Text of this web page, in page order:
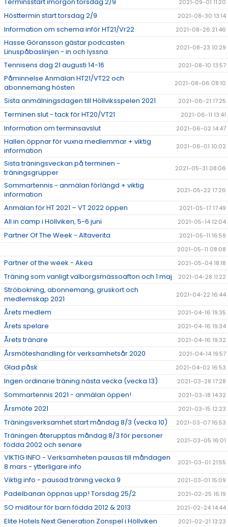
2021-09-01 11:20
Hösttermin start torsdag 2/9 2021-08-30 13:14
Information om schema inför HT21/Vr22 2021-08-26 21:46
Hasse Göransson gästar podcasten
Linuspåbaslinjen - in och lyssna
2021-08-23 10:29
Tennisens dag 21 augusti 14-16 2021-08-10 13:57
Påminnelse Anmälan HT21/VT22 och
abonnemang hösten
2021-08-06 08:10
Sista anmälningsdagen till Höllviksspelen 2021 2021-06-21 17:25
Terminen slut - tack för HT20/VT21 2021-06-11 13:41
Information om terminsavslut 2021-06-02 14:47
Hallen öppnar för vuxna medlemmar + viktig
information
2021-06-01 10:02
Sista träningsveckan på terminen -
träningsgrupper
2021-05-31 08:06
Sommartennis - anmälan förlängd + viktig
information
2021-05-22 17:26
Anmälan för HT 2021 – VT 2022 öppen 2021-05-17 17:49
All in camp i Höllviken, 5-6 juni 2021-05-14 12:04
Partner Of The Week - Altaverita
2021-05-11 16:59
2021-05-11 08:08
Partner of the week - Akea 2021-05-04 18:18
Träning som vanligt valborgsmässoafton och 1 maj 2021-04-28 11:22
Ströbokning, abonnemang, gruskort och
medlemskap 2021
2021-04-22 16:44
Årets medlem 2021-04-16 19:35
Årets spelare 2021-04-16 19:34
Årets tränare 2021-04-16 19:32
Årsmöteshandling för verksamhetsår 2020 2021-04-14 19:57
Glad påsk 2021-04-02 16:53
Ingen ordinarie träning nästa vecka (vecka 13) 2021-03-28 17:28
Sommartennis 2021 - anmälan öppen! 2021-03-18 14:32
Årsmöte 2021 2021-03-15 12:23
Träningsverksamhet start måndag 8/3 (vecka 10) 2021-03-07 16:53
Träningen återupptas måndag 8/3 för personer
födda 2002 och senare
2021-03-05 16:01
VIKTIG INFO - Verksamheten pausas till måndagen
8 mars - ytterligare info
2021-03-01 21:55
Viktig info - pausad träning vecka 9 2021-03-01 15:09
Padelbanan öppnas upp! Torsdag 25/2 2021-02-25 16:19
SO miditour för barn födda 2012 & 2013 2021-02-24 14:44
Elite Hotels Next Generation Zonspel i Höllviken 2021-02-21 13:23